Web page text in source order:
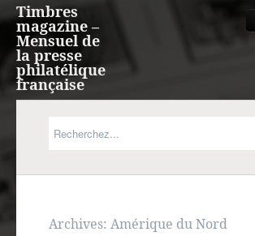
Timbres
magazine –
Mensuel de
la presse
philatélique
française
Expression française
Archives: Amérique du Nord